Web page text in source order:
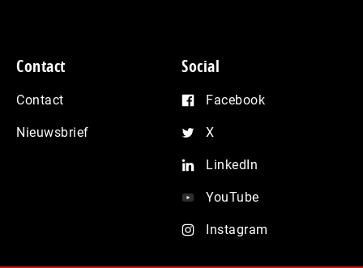
Contact
Contact
Nieuwsbrief
Social
Facebook
X
LinkedIn
YouTube
Instagram